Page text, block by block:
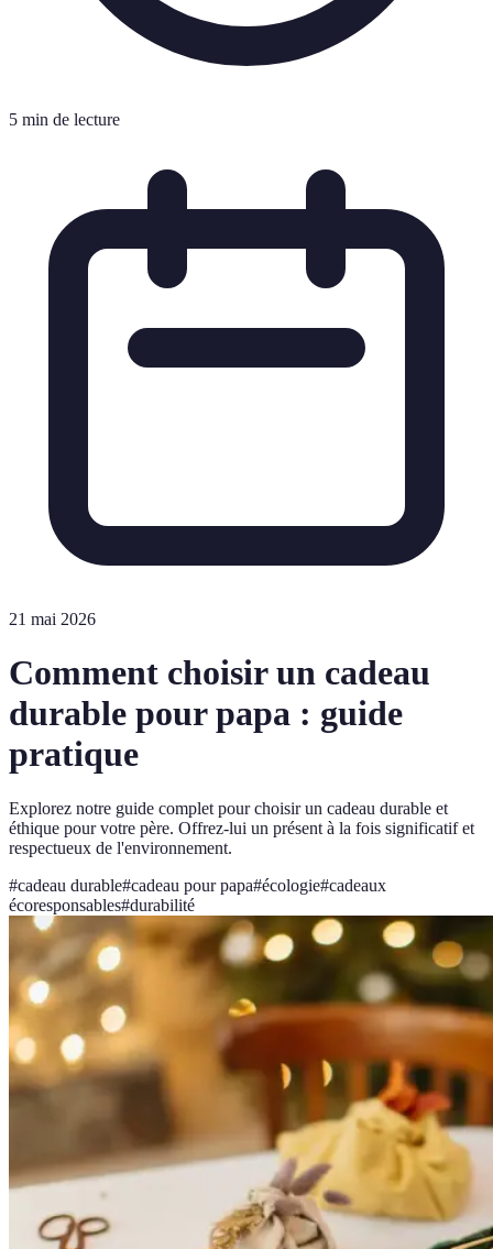
5 min de lecture
21 mai 2026
Comment choisir un cadeau
durable pour papa : guide
pratique
Explorez notre guide complet pour choisir un cadeau durable et
éthique pour votre père. Offrez-lui un présent à la fois significatif et
respectueux de l'environnement.
#cadeau durable#cadeau pour papa#écologie#cadeaux
écoresponsables#durabilité